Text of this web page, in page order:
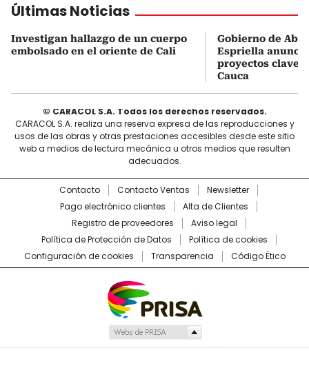
Últimas Noticias
Investigan hallazgo de un cuerpo
embolsado en el oriente de Cali
Gobierno de
Espriella
proyectos clave
Cauca
© CARACOL S.A. Todos los derechos reservados.
CARACOL S.A. realiza una reserva expresa de las reproducciones y
usos de las obras y otras prestaciones accesibles desde este sitio
web a medios de lectura mecánica u otros medios que resulten
adecuados.
Contacto Contacto Ventas
Newsletter
Pago electrónico clientes
Alta de Clientes
Registro de proveedores
Aviso legal
Política de Protección de Datos
Política de cookies
Configuración de cookies
Transparencia Código Ético